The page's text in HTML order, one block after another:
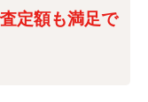
定額も満足で